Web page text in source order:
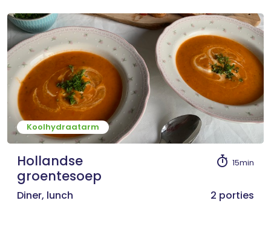
Koolhydraatarm
Hollandse
groentesoep
15min
Diner, lunch 2 porties